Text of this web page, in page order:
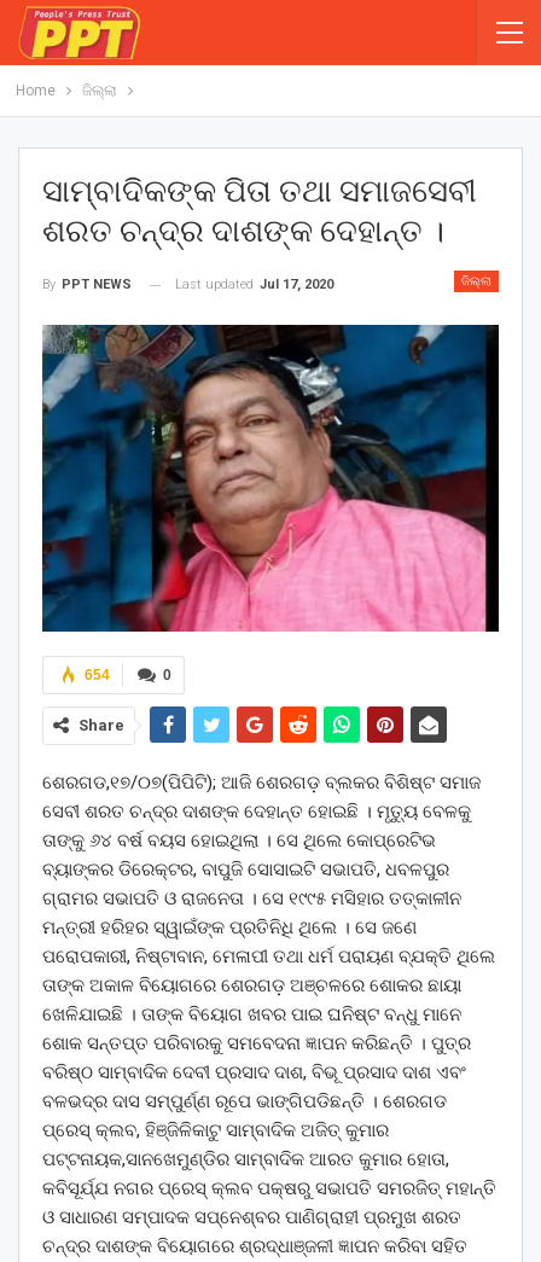
Home ଜିଲ୍ଲା
ସାମ୍ବାଦିକଙ୍କ ପିତା ତଥା ସମାଜସେବୀ
ଶରତ ଚନ୍ଦ୍ର ଦାଶଙ୍କ ଦେହାନ୍ତ ।
ଜିଲ୍ଲା
By PPT NEWS Last updated Jul 17, 2020
0
654
Share
ଶେରଗଡ,୧୭/୦୭(ପିପିଟି); ଆଜି ଶେରଗଡ଼ ବ୍ଲକର ବିଶିଷ୍ଟ ସମାଜ
ସେବୀ ଶରତ ଚନ୍ଦ୍ର ଦାଶଙ୍କ ଦେହାନ୍ତ ହୋଇଛି । ମୃତ୍ୟୁ ବେଳକୁ
ତାଙ୍କୁ ୬୪ ବର୍ଷ ବୟସ ହୋଇଥିଲା । ସେ ଥିଲେ କୋପ୍ରେଟିଭ
ବ୍ୟାଙ୍କର ଡିରେକ୍ଟର, ବାପୁଜି ସୋସାଇଟି ସଭାପତି, ଧବଳପୁର
ଗ୍ରାମର ସଭାପତି ଓ ରାଜନେତା । ସେ ୧୯୯୫ ମସିହାର ତତ୍କାଳୀନ
ମନ୍ତ୍ରୀ ହରିହର ସ୍ୱାଇଁଙ୍କ ପ୍ରତିନିଧି ଥିଲେ । ସେ ଜଣେ
ପରୋପକାରୀ, ନିଷ୍ଟାବାନ, ମେଳାପୀ ତଥା ଧର୍ମ ପରାୟଣ ବ୍ଯକ୍ତି ଥିଲେ
ତାଙ୍କ ଅକାଳ ବିୟୋଗରେ ଶେରଗଡ଼ ଅଞ୍ଚଳରେ ଶୋକର ଛାୟା
ଖେଳିଯାଇଛି । ତାଙ୍କ ବିୟୋଗ ଖବର ପାଇ ଘନିଷ୍ଟ ବନ୍ଧୁ ମାନେ
ଶୋକ ସନ୍ତପ୍ତ ପରିବାରକୁ ସମବେଦନା ଜ୍ଞାପନ କରିଛନ୍ତି । ପୁତ୍ର
ବରିଷ୍ଠ ସାମ୍ବାଦିକ ଦେବୀ ପ୍ରସାଦ ଦାଶ, ବିଭୂ ପ୍ରସାଦ ଦାଶ ଏବଂ
ବଳଭଦ୍ର ଦାସ ସମ୍ପୁର୍ଣ୍ଣ ରୂପେ ଭାଙ୍ଗିପଡିଛନ୍ତି । ଶେରଗଡ
ପ୍ରେସ୍ କ୍ଲବ, ହିଞ୍ଜିଳିକାଟୁ ସାମ୍ବାଦିକ ଅଜିତ୍ କୁମାର
ପଟ୍ଟନାୟକ,ସାନଖେମୁଣ୍ଡିର ସାମ୍ବାଦିକ ଆରତ କୁମାର ହୋତା,
କବିସୂର୍ଯ୍ଯ ନଗର ପ୍ରେସ୍ କ୍ଲବ ପକ୍ଷରୁ ସଭାପତି ସମରଜିତ୍ ମହାନ୍ତି
ଓ ସାଧାରଣ ସମ୍ପାଦକ ସପ୍ନେଶ୍ବର ପାଣିଗ୍ରାହୀ ପ୍ରମୁଖ ଶରତ
ଚନ୍ଦ୍ର ଦାଶଙ୍କ ବିୟୋଗରେ ଶ୍ରଦ୍ଧାଞ୍ଜଳୀ ଜ୍ଞାପନ କରିବା ସହିତ